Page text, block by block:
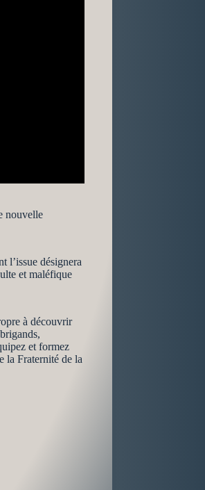
nouvelle
l’issue désignera
et maléfique
à découvrir
et formez
la Fraternité de la